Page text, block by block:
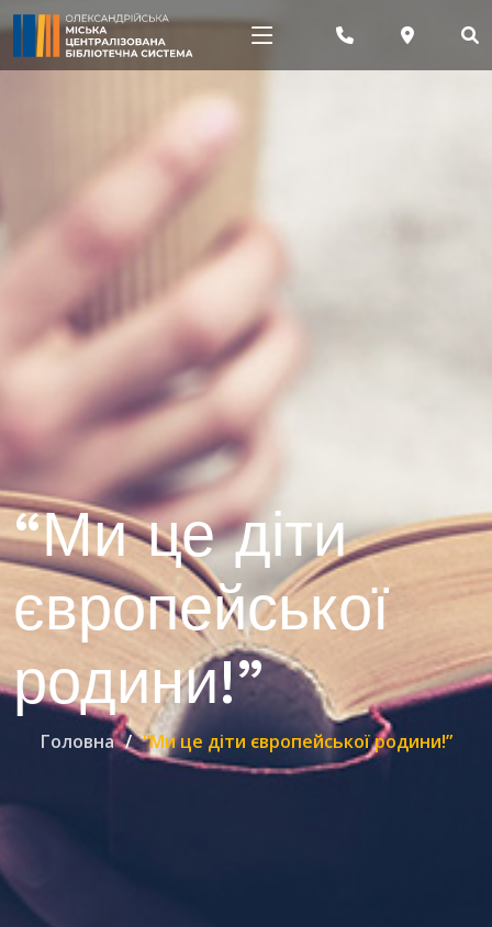
“Ми це діти
європейської
родини!”
Головна “Ми це діти європейської родини!”